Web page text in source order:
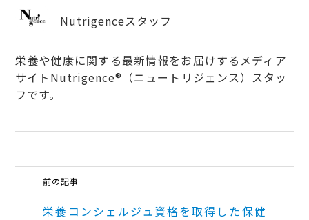
Nutrigenceスタッフ
栄養や健康に関する最新情報をお届けするメディア
サイトNutrigence®（ニュートリジェンス）スタッ
フです。
前の記事
栄養コンシェルジュ資格を取得した保健